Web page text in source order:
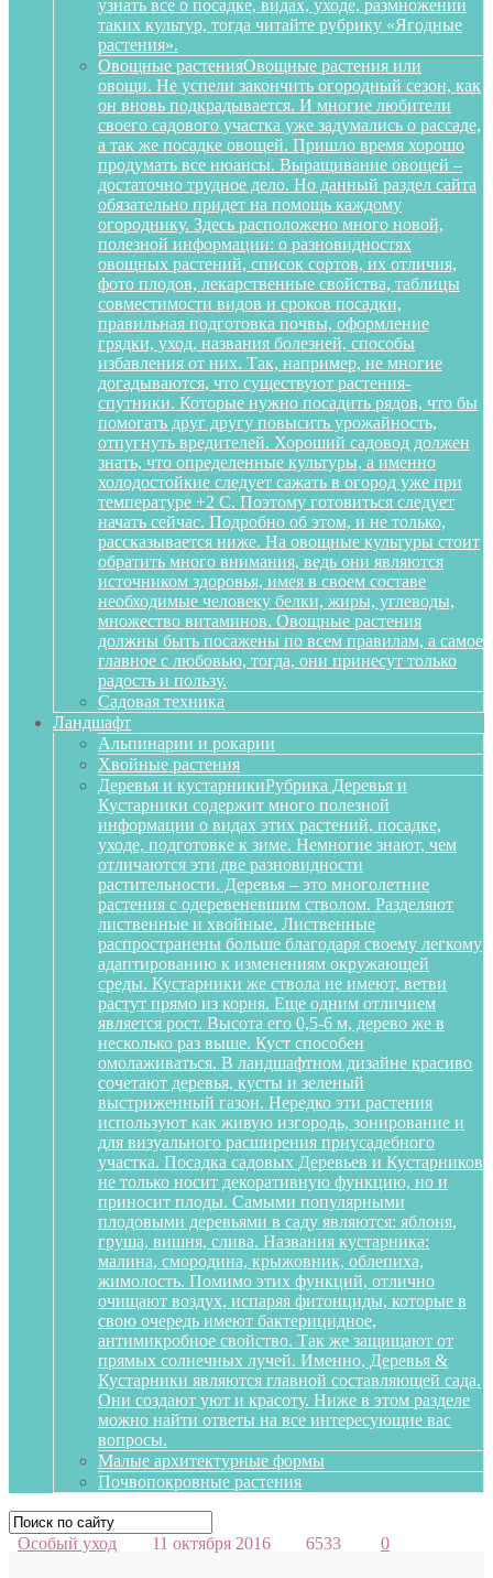
узнать все о посадке, видах, уходе, размножении
таких культур, тогда читайте рубрику «Ягодные
растения».
Овощные растенияОвощные растения или
овощи. Не успели закончить огородный сезон, как
он вновь подкрадывается. И многие любители
своего садового участка уже задумались о рассаде,
а так же посадке овощей. Пришло время хорошо
продумать все нюансы. Выращивание овощей –
достаточно трудное дело. Но данный раздел сайта
обязательно придет на помощь каждому
огороднику. Здесь расположено много новой,
полезной информации: о разновидностях
овощных растений, список сортов, их отличия,
фото плодов, лекарственные свойства, таблицы
совместимости видов и сроков посадки,
правильная подготовка почвы, оформление
грядки, уход, названия болезней, способы
избавления от них. Так, например, не многие
догадываются, что существуют растения-
спутники. Которые нужно посадить рядов, что бы
помогать друг другу повысить урожайность,
отпугнуть вредителей. Хороший садовод должен
знать, что определенные культуры, а именно
холодостойкие следует сажать в огород уже при
температуре +2 С. Поэтому готовиться следует
начать сейчас. Подробно об этом, и не только,
рассказывается ниже. На овощные культуры стоит
обратить много внимания, ведь они являются
источником здоровья, имея в своем составе
необходимые человеку белки, жиры, углеводы,
множество витаминов. Овощные растения
должны быть посажены по всем правилам, а самое
главное с любовью, тогда, они принесут только
радость и пользу.
Садовая техника
Ландшафт
Альпинарии и рокарии
Хвойные растения
Деревья и кустарникиРубрика Деревья и
Кустарники содержит много полезной
информации о видах этих растений, посадке,
уходе, подготовке к зиме. Немногие знают, чем
отличаются эти две разновидности
растительности. Деревья – это многолетние
растения с одеревеневшим стволом. Разделяют
лиственные и хвойные. Лиственные
распространены больше благодаря своему легкому
адаптированию к изменениям окружающей
среды. Кустарники же ствола не имеют, ветви
растут прямо из корня. Еще одним отличием
является рост. Высота его 0,5-6 м, дерево же в
несколько раз выше. Куст способен
омолаживаться. В ландшафтном дизайне красиво
сочетают деревья, кусты и зеленый
выстриженный газон. Нередко эти растения
используют как живую изгородь, зонирование и
для визуального расширения приусадебного
участка. Посадка садовых Деревьев и Кустарников
не только носит декоративную функцию, но и
приносит плоды. Самыми популярными
плодовыми деревьями в саду являются: яблоня,
груша, вишня, слива. Названия кустарника:
малина, смородина, крыжовник, облепиха,
жимолость. Помимо этих функций, отлично
очищают воздух, испаряя фитонциды, которые в
свою очередь имеют бактерицидное,
антимикробное свойство. Так же защищают от
прямых солнечных лучей. Именно, Деревья &
Кустарники являются главной составляющей сада.
Они создают уют и красоту. Ниже в этом разделе
можно найти ответы на все интересующие вас
вопросы.
Малые архитектурные формы
Почвопокровные растения
Особый уход 11 октября 2016 6533 0